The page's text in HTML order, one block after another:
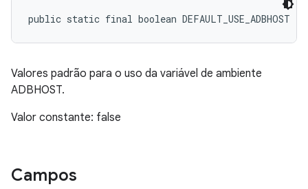
public static final boolean DEFAULT_USE_ADBHOST
Valores padrão para o uso da variável de ambiente
ADBHOST.
Valor constante: false
Campos